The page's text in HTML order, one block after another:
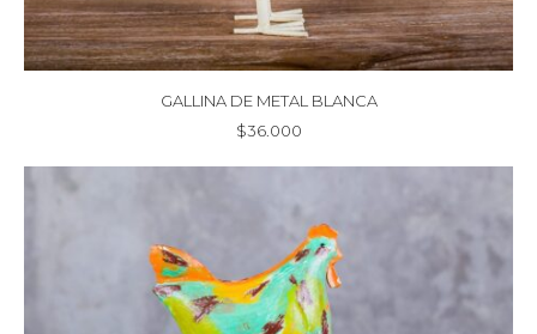
GALLINA DE METAL BLANCA
$36.000